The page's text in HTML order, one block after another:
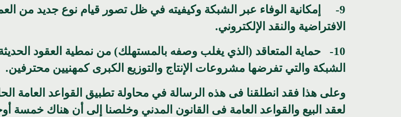
9- إمكانية الوفاء عبر الشبكة وكيفيته في ظل تصور قيام نوع جديد من
الافتراضية والنقد الإلكتروني.
10- حماية المتعاقد (الذي يغلب وصفه بالمستهلك) من نمطية العقود
الشبكة والتي تفرضها مشروعات الإنتاج والتوزيع الكبرى كمهنيين محترفين.
وعلى هذا فقد انطلقنا فى هذه الرسالة في محاولة تطبيق القواعد العامة
لعقد البيع والقواعد العامة فى القانون المدني وخلصنا إلى أن هناك خمسة